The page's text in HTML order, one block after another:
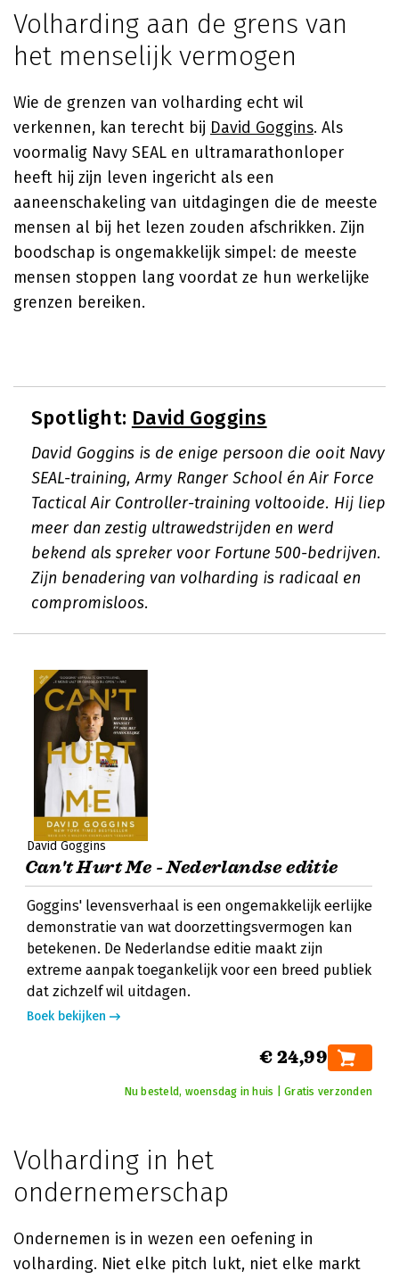
Volharding aan de grens van
het menselijk vermogen
Wie de grenzen van volharding echt wil
verkennen, kan terecht bij David Goggins. Als
voormalig Navy SEAL en ultramarathonloper
heeft hij zijn leven ingericht als een
aaneenschakeling van uitdagingen die de meeste
mensen al bij het lezen zouden afschrikken. Zijn
boodschap is ongemakkelijk simpel: de meeste
mensen stoppen lang voordat ze hun werkelijke
grenzen bereiken.
Spotlight: David Goggins
David Goggins is de enige persoon die ooit Navy
SEAL-training, Army Ranger School én Air Force
Tactical Air Controller-training voltooide. Hij liep
meer dan zestig ultrawedstrijden en werd
bekend als spreker voor Fortune 500-bedrijven.
Zijn benadering van volharding is radicaal en
compromisloos.
David Goggins
Can't Hurt Me - Nederlandse editie
Goggins' levensverhaal is een ongemakkelijk eerlijke
demonstratie van wat doorzettingsvermogen kan
betekenen. De Nederlandse editie maakt zijn
extreme aanpak toegankelijk voor een breed publiek
dat zichzelf wil uitdagen.
Boek bekijken
€ 24,99
Nu besteld, woensdag in huis | Gratis verzonden
Volharding in het
ondernemerschap
Ondernemen is in wezen een oefening in
volharding. Niet elke pitch lukt, niet elke markt